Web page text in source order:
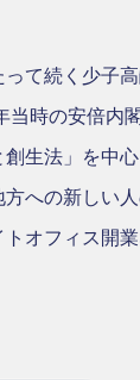
て続く少子
当時の安倍内
創生法」を中
への新しい
オフィス開